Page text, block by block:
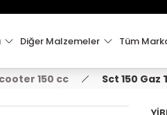
TL VE ÜZERİ KARGO ÜCRETSİZ !
Diğer Malzemeler Tüm
150 cc Sct 150 Gaz